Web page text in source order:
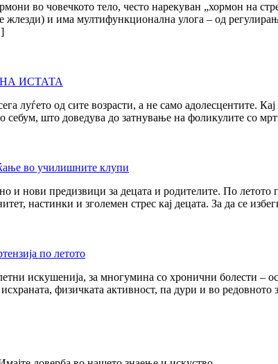
во човечкото тело, често нарекуван „хормон на
жлезди) и има мултифункционална улога – од
НА ИСТАТА
луѓето од сите возрасти, а не само адолесцентите.
себум, што доведува до затнување на фоликулите со
во училишните клупи
и нови предизвици за децата и родителите. По
настинки и зголемен стрес кај децата. За да се
по летото
искушенија, за многумина со хронични болести –
физичката активност, па дури и во редовното